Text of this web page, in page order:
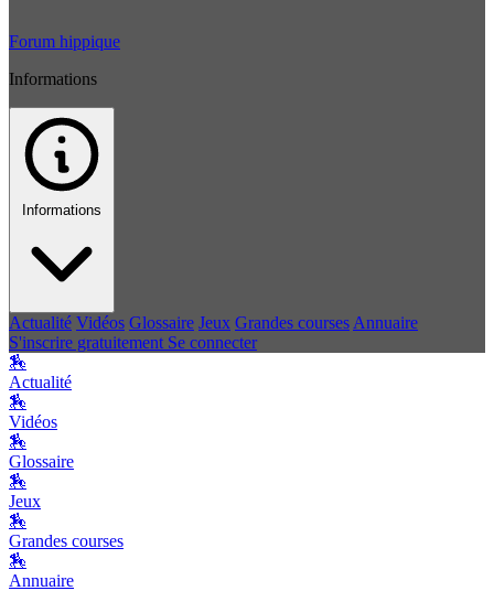
Forum hippique
Informations
Informations
Actualité Vidéos Glossaire Jeux Grandes courses Annuaire
S'inscrire gratuitement Se connecter
🏇
Actualité
🏇
Vidéos
🏇
Glossaire
🏇
Jeux
🏇
Grandes courses
🏇
Annuaire